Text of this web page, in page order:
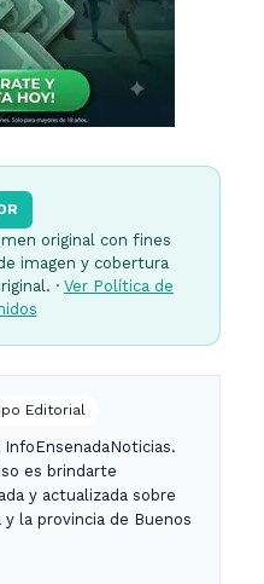
original con fines
imagen y cobertura
· Ver Política de
Editorial
es brindarte
y actualizada sobre
y la provincia de Buenos